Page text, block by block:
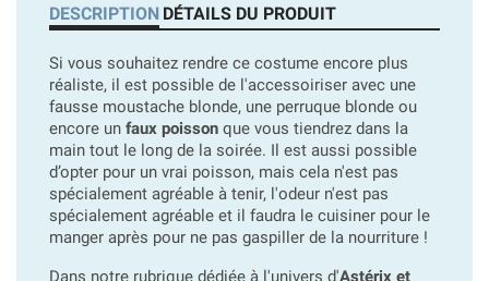
DESCRIPTION DÉTAILS DU PRODUIT
Si vous souhaitez rendre ce costume encore plus
réaliste, il est possible de l'accessoiriser avec une
fausse moustache blonde, une perruque blonde ou
encore un faux poisson que vous tiendrez dans la
main tout le long de la soirée. Il est aussi possible
d’opter pour un vrai poisson, mais cela n'est pas
spécialement agréable à tenir, l'odeur n'est pas
spécialement agréable et il faudra le cuisiner pour le
manger après pour ne pas gaspiller de la nourriture !
Dans notre rubrique dédiée à l'univers d'Astérix et